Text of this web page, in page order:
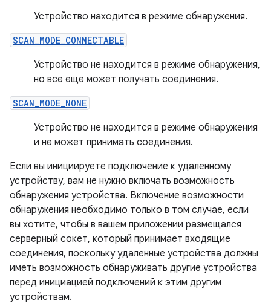
Устройство находится в режиме обнаружения.
SCAN_MODE_CONNECTABLE
Устройство не находится в режиме обнаружения,
но все еще может получать соединения.
SCAN_MODE_NONE
Устройство не находится в режиме обнаружения
и не может принимать соединения.
Если вы инициируете подключение к удаленному
устройству, вам не нужно включать возможность
обнаружения устройства. Включение возможности
обнаружения необходимо только в том случае, если
вы хотите, чтобы в вашем приложении размещался
серверный сокет, который принимает входящие
соединения, поскольку удаленные устройства должны
иметь возможность обнаруживать другие устройства
перед инициацией подключений к этим другим
устройствам.